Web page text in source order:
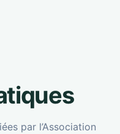
par l’Association